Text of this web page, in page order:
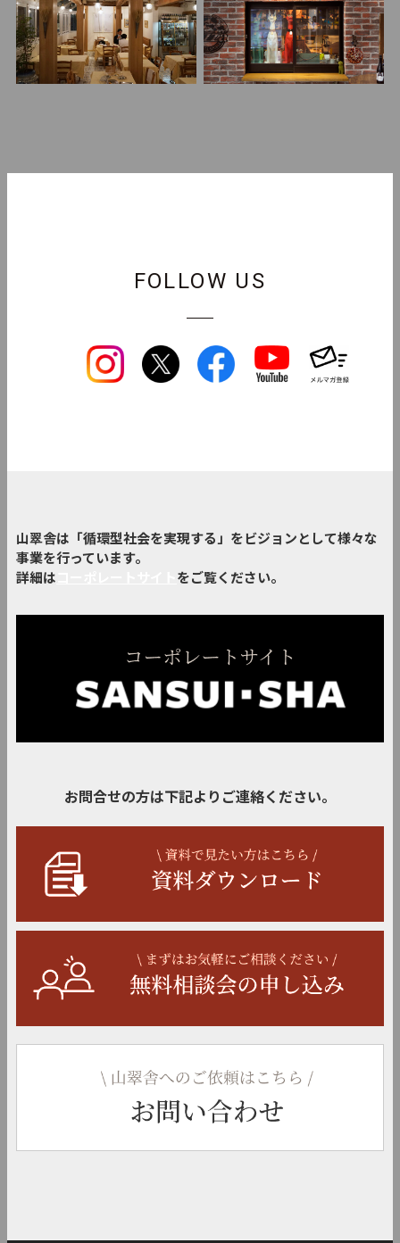
FOLLOW US
山翠舎は「循環型社会を実現する」をビジョンとして様々な
事業を行っています。
詳細は
をご覧ください。
お問合せの方は下記よりご連絡ください。